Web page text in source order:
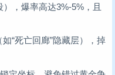
），爆率高达3%-5%，且
“死亡回廊”隐藏层），掉